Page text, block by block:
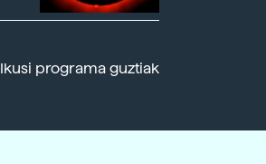
Ikusi programa guztiak